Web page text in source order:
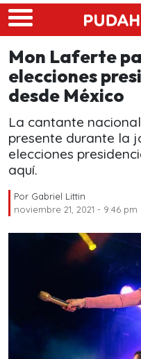
Skip to main content
Mon Laferte
elecciones
desde México
La cantante
presente durante la
elecciones
aquí.
Por Gabriel Littin
noviembre 21, 2021 - 9:46 pm